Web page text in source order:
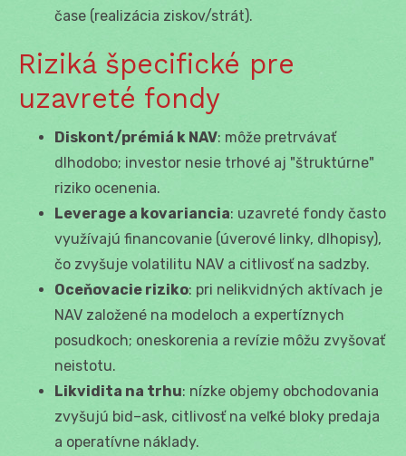
čase (realizácia ziskov/strát).
Riziká špecifické pre
uzavreté fondy
Diskont/prémiá k NAV: môže pretrvávať
dlhodobo; investor nesie trhové aj "štruktúrne"
riziko ocenenia.
Leverage a kovariancia: uzavreté fondy často
využívajú financovanie (úverové linky, dlhopisy),
čo zvyšuje volatilitu NAV a citlivosť na sadzby.
Oceňovacie riziko: pri nelikvidných aktívach je
NAV založené na modeloch a expertíznych
posudkoch; oneskorenia a revízie môžu zvyšovať
neistotu.
Likvidita na trhu: nízke objemy obchodovania
zvyšujú bid–ask, citlivosť na veľké bloky predaja
a operatívne náklady.